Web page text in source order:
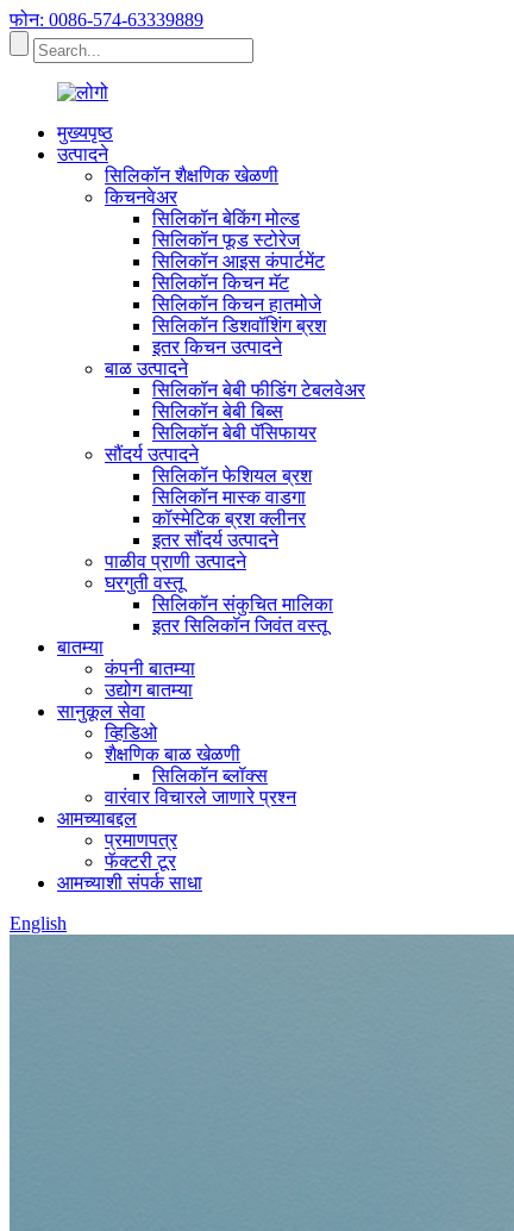
फोन: 0086-574-63339889
मुख्यपृष्ठ
उत्पादने
सिलिकॉन शैक्षणिक खेळणी
किचनवेअर
सिलिकॉन बेकिंग मोल्ड
सिलिकॉन फूड स्टोरेज
सिलिकॉन आइस कंपार्टमेंट
सिलिकॉन किचन मॅट
सिलिकॉन किचन हातमोजे
सिलिकॉन डिशवॉशिंग ब्रश
इतर किचन उत्पादने
बाळ उत्पादने
सिलिकॉन बेबी फीडिंग टेबलवेअर
सिलिकॉन बेबी बिब्स
सिलिकॉन बेबी पॅसिफायर
सौंदर्य उत्पादने
सिलिकॉन फेशियल ब्रश
सिलिकॉन मास्क वाडगा
कॉस्मेटिक ब्रश क्लीनर
इतर सौंदर्य उत्पादने
पाळीव प्राणी उत्पादने
घरगुती वस्तू
सिलिकॉन संकुचित मालिका
इतर सिलिकॉन जिवंत वस्तू
बातम्या
कंपनी बातम्या
उद्योग बातम्या
सानुकूल सेवा
व्हिडिओ
शैक्षणिक बाळ खेळणी
सिलिकॉन ब्लॉक्स
वारंवार विचारले जाणारे प्रश्न
आमच्याबद्दल
प्रमाणपत्र
फॅक्टरी टूर
आमच्याशी संपर्क साधा
English